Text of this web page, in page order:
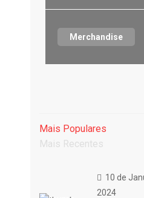
Merchandise
Mais Populares
Mais Recentes
10 de
2024